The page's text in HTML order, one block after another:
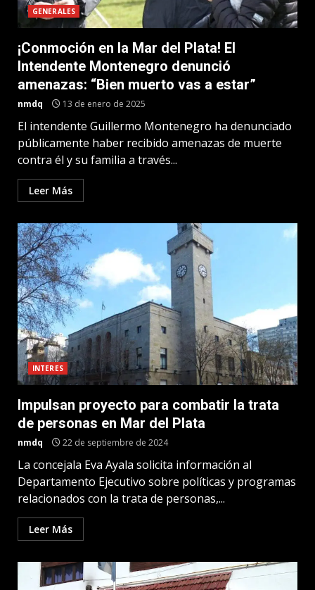
GENERALES
¡Conmoción en la Mar del Plata! El
Intendente Montenegro denunció
amenazas: “Bien muerto vas a estar”
nmdq 13 de enero de 2025
El intendente Guillermo Montenegro ha denunciado
públicamente haber recibido amenazas de muerte
contra él y su familia a través...
Leer Más
INTERES
Impulsan proyecto para combatir la trata
de personas en Mar del Plata
nmdq 22 de septiembre de 2024
La concejala Eva Ayala solicita información al
Departamento Ejecutivo sobre políticas y programas
relacionados con la trata de personas,...
Leer Más